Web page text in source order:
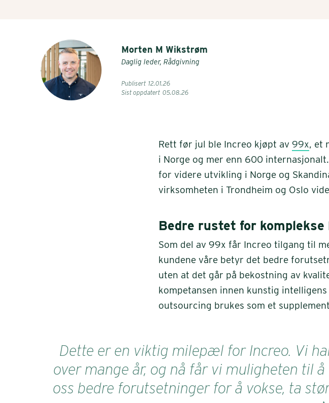
Morten M Wikstrøm
Daglig leder, Rådgivning
Publisert 12.01.26
Sist oppdatert 05.08.26
Rett før jul ble Increo kjøpt av 99x, et
i Norge og mer enn 600
for videre utvikling i Norge og
virksomheten i Trondheim og Oslo
Bedre rustet for komplekse
Som del av 99x får Increo tilgang til
kundene våre betyr det bedre
uten at det går på bekostning av
kompetansen innen kunstig
outsourcing brukes som et
Dette er en viktig milepæl for Increo. Vi
over mange år, og nå får vi muligheten til
oss bedre forutsetninger for å vokse, ta